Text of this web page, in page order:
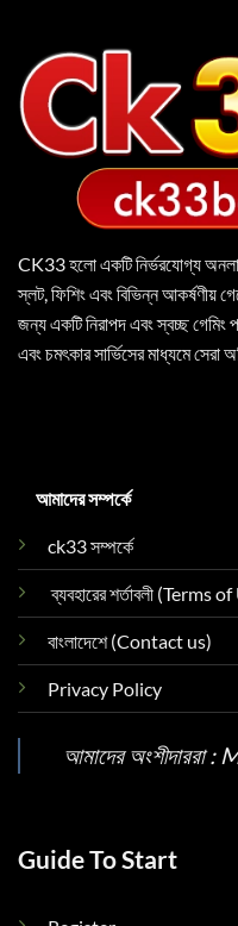
CK33হলো একটি নির্ভরযোগ্য
স্লট, ফিশিং এবং বিভিন্ন আকর্ষণীয়
জন্য একটি নিরাপদ এবং স্বচ্ছ গেমিং
এবং চমৎকার সার্ভিসের মাধ্যমে
আমাদের সম্পর্কে
ck33 সম্পর্কে
ব্যবহারের শর্তাবলী (Terms
বাংলাদেশে (Contact us)
Privacy Policy
আমাদের অংশীদাররা :
Guide To Start